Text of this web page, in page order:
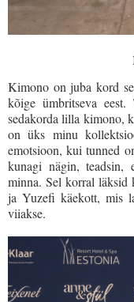
Kimono on juba kord
kõige ümbritseva
sedakorda lilla kimono,
on üks minu
emotsioon, kui tunned
kunagi nägin, teadsin,
minna. Sel korral
ja Yuzefi käekott, mis
viiakse.